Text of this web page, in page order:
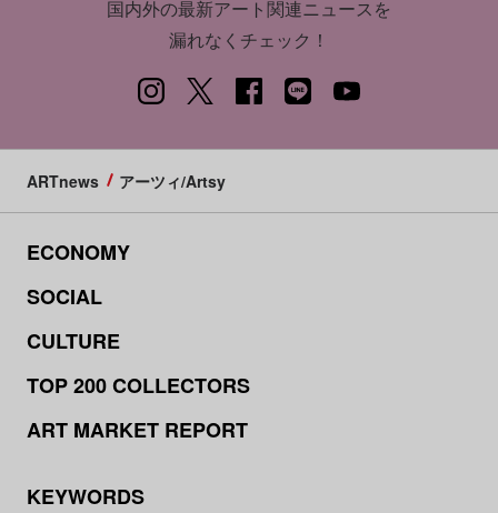
国内外の最新アート関連ニュースを
漏れなくチェック！
ARTnews アーツィ/Artsy
ECONOMY
SOCIAL
CULTURE
TOP 200 COLLECTORS
ART MARKET REPORT
KEYWORDS